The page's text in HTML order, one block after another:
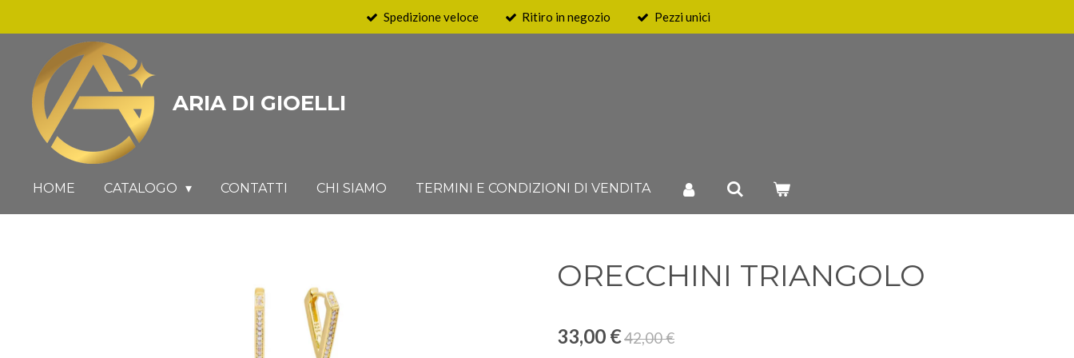
contenuto
principale
Spedizione veloce Ritiro in negozio Pezzi unici
ARIA DI GIOELLI
HOME CATALOGO CONTATTI CHI SIAMO TERMINI E CONDIZIONI DI VENDITA
ORECCHINI TRIANGOLO
33,00 €42,00 €